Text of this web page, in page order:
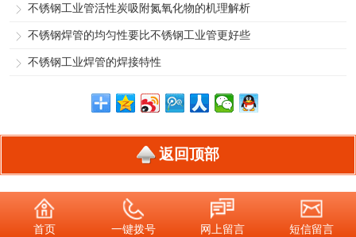
不锈钢工业管活性炭吸附氮氧化物的机理解析
不锈钢焊管的均匀性要比不锈钢工业管更好些
不锈钢工业焊管的焊接特性
首页 一键拨号 网上留言 短信留言
返回顶部